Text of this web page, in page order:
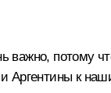
потому
и Аргентины к